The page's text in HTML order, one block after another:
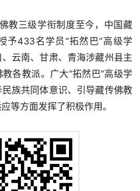
教三级学衔制度至今，中国藏
予433名学员“拓然巴”高级学
云南、甘肃、青海涉藏州县主
各教派。广大“拓然巴”高级学
族共同体意识、引导藏传佛教
等方面发挥了积极作用。